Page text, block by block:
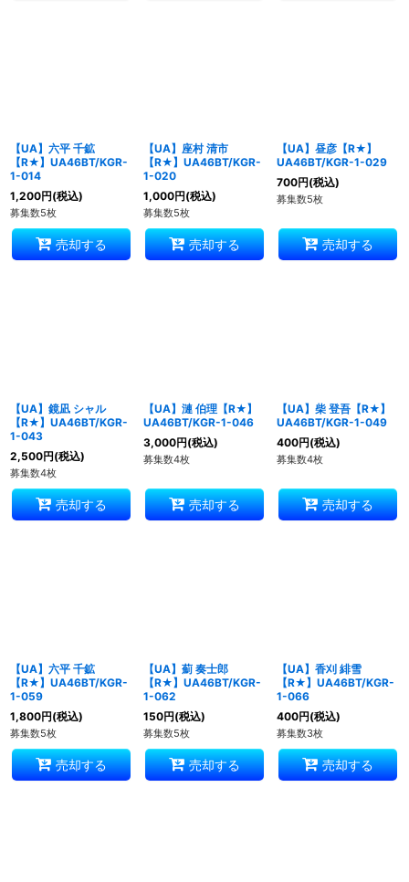
【UA】六平 千鉱
【R★】UA46BT/KGR-
1-014
1,200円(税込)
募集数5枚
売却する
【UA】座村 清市
【R★】UA46BT/KGR-
1-020
1,000円(税込)
募集数5枚
売却する
【UA】昼彦【R★】
UA46BT/KGR-1-029
700円(税込)
募集数5枚
売却する
【UA】鏡凪 シャル
【R★】UA46BT/KGR-
1-043
2,500円(税込)
募集数4枚
売却する
【UA】漣 伯理【R★】
UA46BT/KGR-1-046
3,000円(税込)
募集数4枚
売却する
【UA】柴 登吾【R★】
UA46BT/KGR-1-049
400円(税込)
募集数4枚
売却する
【UA】六平 千鉱
【R★】UA46BT/KGR-
1-059
1,800円(税込)
募集数5枚
売却する
【UA】薊 奏士郎
【R★】UA46BT/KGR-
1-062
150円(税込)
募集数5枚
売却する
【UA】香刈 緋雪
【R★】UA46BT/KGR-
1-066
400円(税込)
募集数3枚
売却する